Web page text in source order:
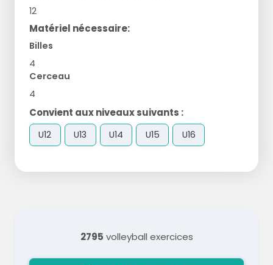
12
Matériel nécessaire:
Billes
4
Cerceau
4
Convient aux niveaux suivants :
U12 U13 U14 U15 U16
2795 volleyball exercices